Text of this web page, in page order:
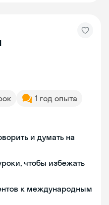
1 год опыта
и думать на
чтобы избежать
к международным